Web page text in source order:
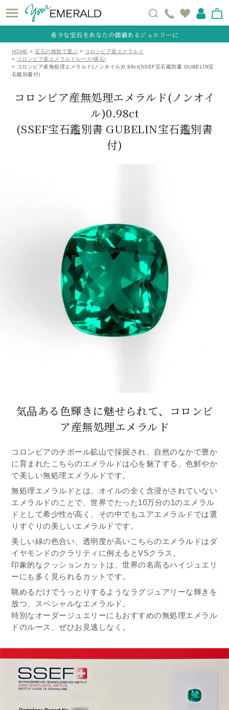
希少な宝石をあなたの価値あるジュエリーに
HOME 宝石の種類で選ぶ
コロンビア産エメラルド
コロンビア産エメラルドルース(裸石)
コロンビア産無処理エメラルド(ノンオイル)0.98ct(SSEF宝石鑑別書 GUBELIN宝
石鑑別書付)
コロンビア産無処理エメラルド(ノンオイ
ル)0.98ct
(SSEF宝石鑑別書 GUBELIN宝石鑑別書
付)
気品ある色輝きに魅せられて、
コロンビ
ア産無処理エメラルド
コロンビアのチボール鉱山で採掘され、自然のなかで豊か
に育まれたこちらのエメラルドは心を魅了する、色鮮やか
で美しい無処理エメラルドです。
無処理エメラルドとは、オイルの全く含浸がされていない
エメラルドのことで、世界でたった10万分の1のエメラル
ドとして希少性が高く、その中でもユアエメラルドでは選
りすぐりの美しいエメラルドです。
美しい緑の色合い、透明度が高いこちらのエメラルドはダ
イヤモンドのクラリティに例えるとVSクラス。
印象的なクッションカットは、世界の名高るハイジュエリ
ーにも多く見られるカットです。
眺めるだけでうっとりするようなラグジュアリーな輝きを
放つ、スペシャルなエメラルド。
特別なオーダージュエリーにもおすすめの無処理エメラル
ドのルース、ぜひお見逃しなく。